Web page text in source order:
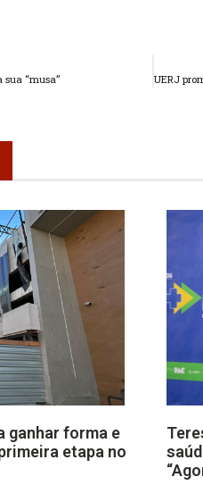
sua “musa”
ganhar forma e
etapa no